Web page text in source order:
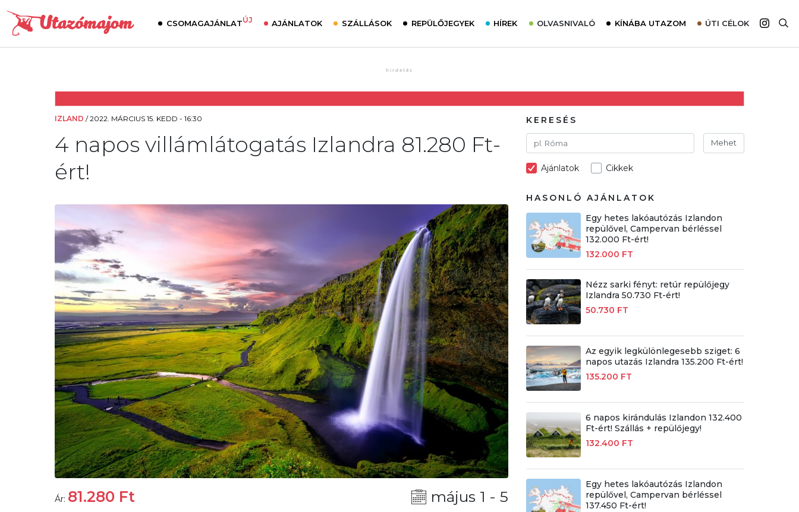
CSOMAGAJÁNLATÚJ AJÁNLATOK SZÁLLÁSOK REPÜLŐJEGYEK HÍREK OLVASNIVALÓ
Utazómajom – CitySIM kártya a világutazóknak
Élménybeszámolók
Szállodalátogatás
Sajtómegjelenések
KÍNÁBA UTAZOM ÚTI CÉLOK
Afrika
IZLAND /2022. MÁRCIUS 15. KEDD - 16:30
4 napos villámlátogatás Izlandra 81.280 Ft-
ért!
Ár: 81.280 Ft május 1 - 5
KERESÉS
Mehet
Ajánlatok Cikkek
HASONLÓ AJÁNLATOK
Egy hetes lakóautózás Izlandon
repülővel, Campervan bérléssel
132.000 Ft-ért!
132.000 FT
Nézz sarki fényt: retúr repülőjegy
Izlandra 50.730 Ft-ért!
50.730 FT
Az egyik legkülönlegesebb sziget: 6
napos utazás Izlandra 135.200 Ft-ért!
135.200 FT
6 napos kirándulás Izlandon 132.400
Ft-ért! Szállás + repülőjegy!
132.400 FT
Egy hetes lakóautózás Izlandon
repülővel, Campervan bérléssel
137.450 Ft-ért!